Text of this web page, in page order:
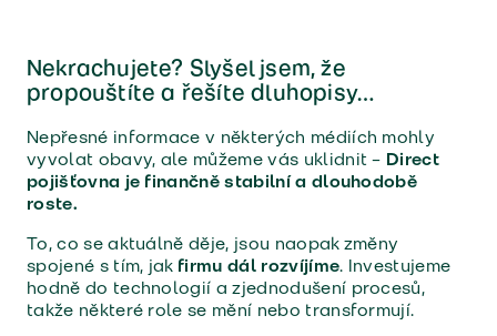
Nekrachujete? Slyšel jsem, že
propouštíte a řešíte dluhopisy…
Nepřesné informace v některých médiích mohly
vyvolat obavy, ale můžeme vás uklidnit – Direct
pojišťovna je finančně stabilní a dlouhodobě
roste.
To, co se aktuálně děje, jsou naopak změny
spojené s tím, jak firmu dál rozvíjíme. Investujeme
hodně do technologií a zjednodušení procesů,
takže některé role se mění nebo transformují.